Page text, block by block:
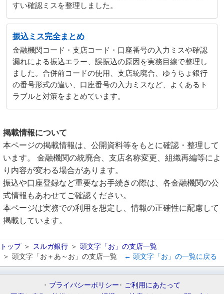
すい確認ミスを整理しました。
振込ミス完全まとめ
金融機関コード・支店コード・口座番号の入力ミスや確認
漏れによる振込エラー、誤振込の原因を実務目線で整理し
ました。合併前コードの使用、支店統廃合、ゆうちょ銀行
の番号形式の違い、口座番号の入力ミスなど、よくあるト
ラブルと対策をまとめています。
掲載情報について
本ページの掲載情報は、公開資料等をもとに確認・整理して
います。 金融機関の統廃合、支店名称変更、組織再編等によ
り内容が変わる場合があります。
振込や口座登録など重要なお手続きの際は、各金融機関の公
式情報もあわせてご確認ください。
本ページは実務での利用を想定し、情報の正確性に配慮して
掲載しています。
トップ スルガ銀行
頭文字「お」の支店一覧
頭文字「お＋あ～お」の支店一覧
← 頭文字「お」の一覧に戻る
プライバシーポリシー
ご利用にあたって